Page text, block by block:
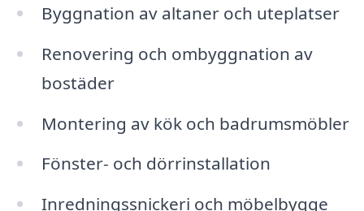
Byggnation av altaner och uteplatser
Renovering och ombyggnation av
bostäder
Montering av kök och badrumsmöbler
Fönster- och dörrinstallation
Inredningssnickeri och möbelbygge